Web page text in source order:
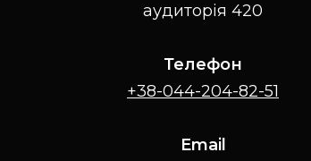
аудиторія 420
Телефон
+38-044-204-82-51
Email